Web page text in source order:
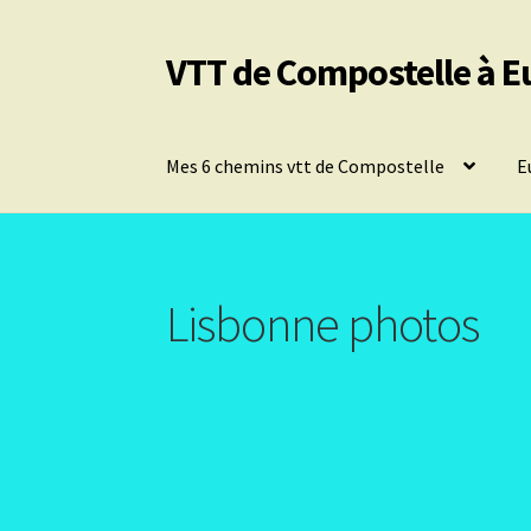
Aller
à
Aller
au
VTT de Compostelle à
Mes 6 chemins vtt de Compostelle
Lisbonne photos